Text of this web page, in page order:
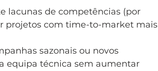
lacunas de competências (por
projetos com time-to-market mais
sazonais ou novos
equipa técnica sem aumentar